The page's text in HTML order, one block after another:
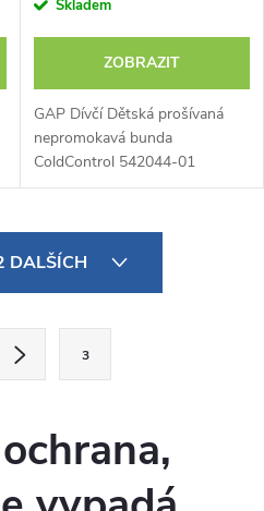
Skladem
ZOBRAZIT
GAP Dívčí Dětská prošívaná
nepromokavá bunda
ColdControl 542044-01
DALŠÍCH
3